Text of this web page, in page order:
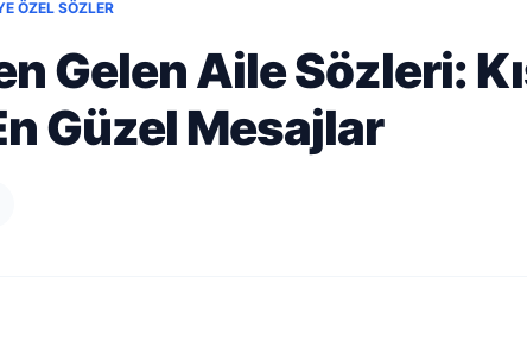
ÖZEL SÖZLER
Gelen Aile Sözleri:
Güzel Mesajlar